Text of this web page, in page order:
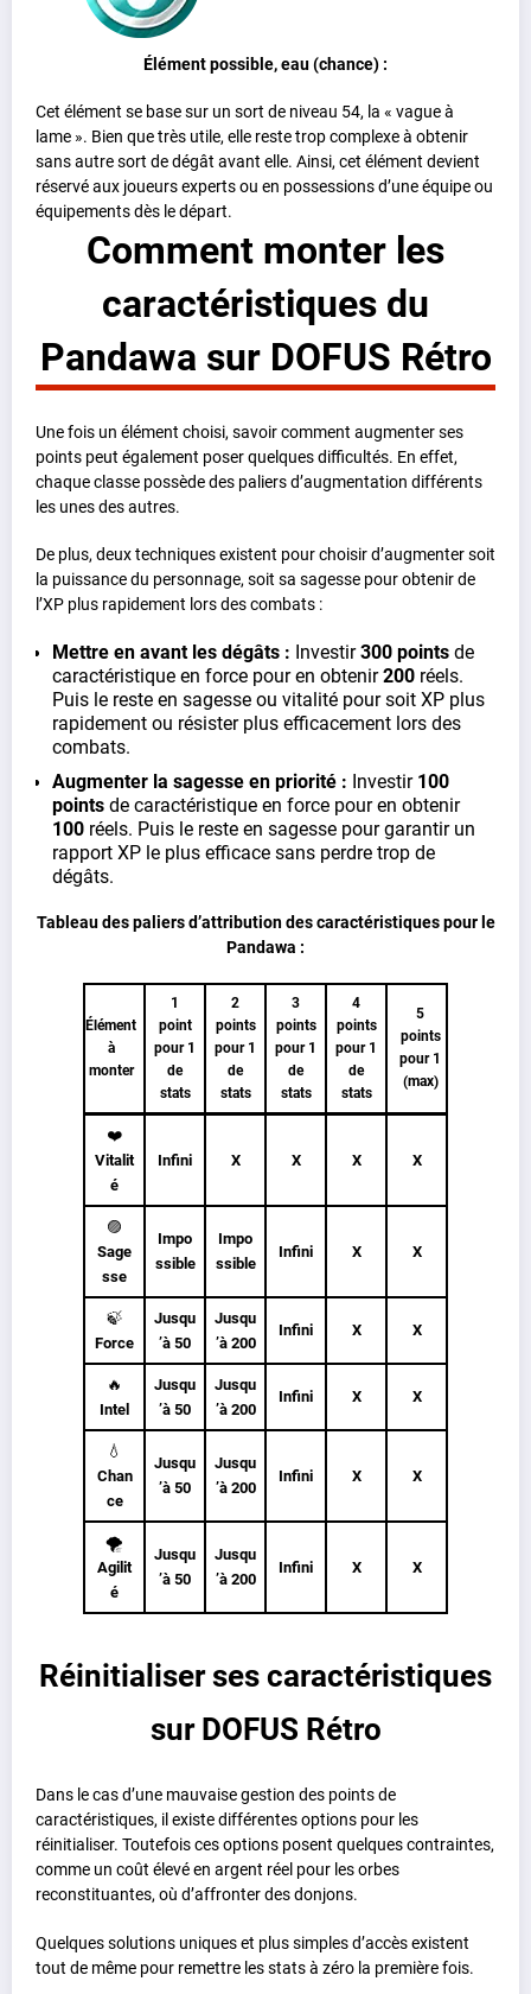
Élément possible, eau (chance) :
Cet élément se base sur un sort de niveau 54, la « vague à
lame ». Bien que très utile, elle reste trop complexe à obtenir
sans autre sort de dégât avant elle. Ainsi, cet élément devient
réservé aux joueurs experts ou en possessions d’une équipe ou
équipements dès le départ.
Comment monter les
caractéristiques du
Pandawa sur DOFUS Rétro
Une fois un élément choisi, savoir comment augmenter ses
points peut également poser quelques difficultés. En effet,
chaque classe possède des paliers d’augmentation différents
les unes des autres.
De plus, deux techniques existent pour choisir d’augmenter soit
la puissance du personnage, soit sa sagesse pour obtenir de
l’XP plus rapidement lors des combats :
Mettre en avant les dégâts : Investir300 points de
caractéristique en force pour en obtenir200réels.
Puis le reste en sagesse ou vitalité pour soit XP plus
rapidement ou résister plus efficacement lors des
combats.
Augmenter la sagesse en priorité : Investir 100
points de caractéristique en force pour en obtenir
100réels. Puis le reste en sagesse pour garantir un
rapport XP le plus efficace sans perdre trop de
dégâts.
Tableau des paliers d’attribution des caractéristiques pour le
Pandawa :
Élément
à
monter
1
point
pour 1
de
stats
2
points
pour 1
de
stats
3
points
pour 1
de
stats
4
points
pour 1
de
stats
5
points
pour 1
(max)
❤️
Vitalit
é
Infini X X X X
🟣
Sage
sse
Impo
ssible
Impo
ssible
Infini X X
🍃
Force
Jusqu
’à 50
Jusqu
’à 200
Infini X X
🔥
Intel
Jusqu
’à 50
Jusqu
’à 200
Infini X X
💧
Chan
ce
Jusqu
’à 50
Jusqu
’à 200
Infini X X
🌪️
Agilit
é
Jusqu
’à 50
Jusqu
’à 200
Infini X X
Réinitialiser ses caractéristiques
sur DOFUS Rétro
Dans le cas d’une mauvaise gestion des points de
caractéristiques, il existe différentes options pour les
réinitialiser. Toutefois ces options posent quelques contraintes,
comme un coût élevé en argent réel pour les orbes
reconstituantes, où d’affronter des donjons.
Quelques solutions uniques et plus simples d’accès existent
tout de même pour remettre les stats à zéro la première fois.